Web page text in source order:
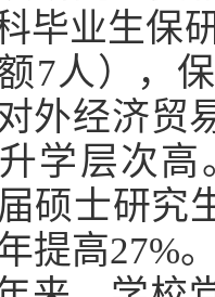
毕业生保
7人），
外经济贸
学层次
硕士研究
提高27%。